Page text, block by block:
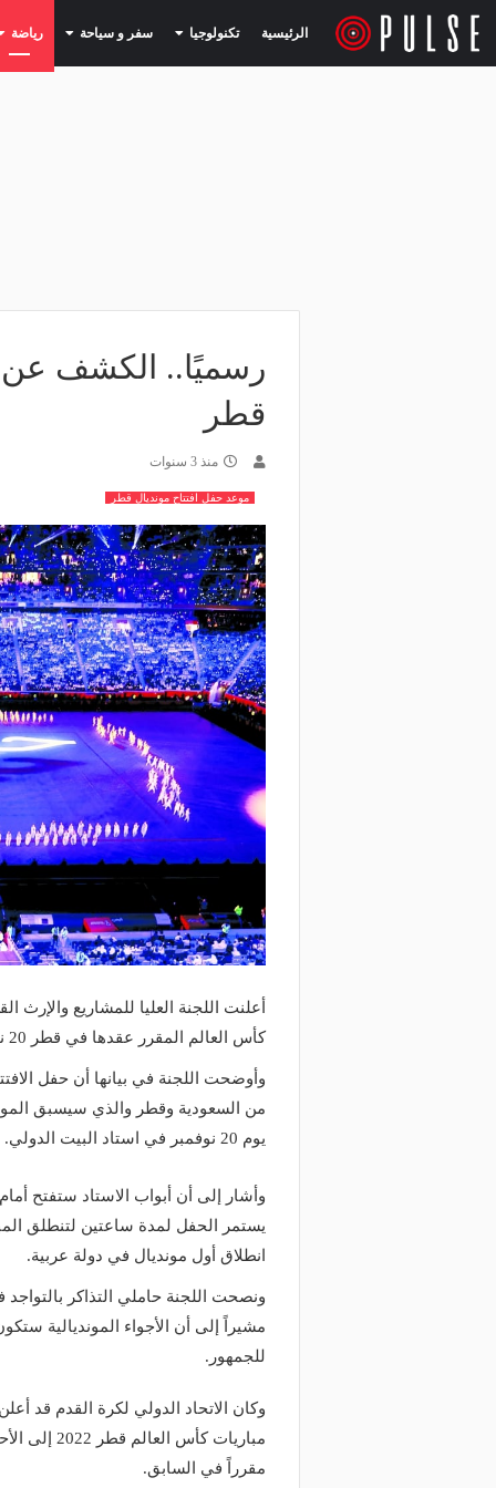
الرئيسية تكنولوجيا (current) سفر و سياحة (current) رياضة
رسميًا.. الكشف عن
قطر
منذ 3 سنوات
موعد حفل افتتاح مونديال قطر
أعلنت اللجنة العليا للمشاريع
كأس العالم المقرر عقدها في قطر 20 نوفمبر الجاري.
وأوضحت اللجنة في بيانها أن حفل
من السعودية وقطر والذي سيسبق
يوم 20 نوفمبر في استاد البيت الدولي.
وأشار إلى أن أبواب الاستاد ستفتح
يستمر الحفل لمدة ساعتين لتنطلق
انطلاق أول مونديال في دولة عربية.
ونصحت اللجنة حاملي التذاكر
مشيراً إلى أن الأجواء المونديالية
للجمهور.
وكان الاتحاد الدولي لكرة القدم قد
مقرراً في السابق.